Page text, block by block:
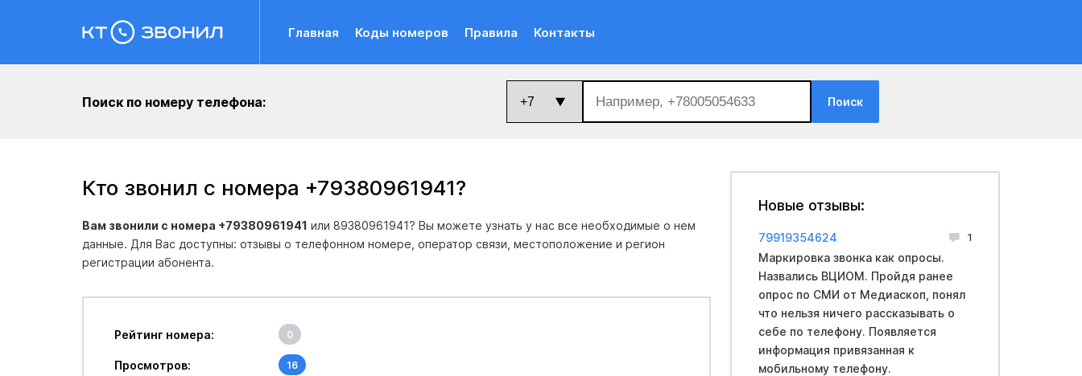
Главная Коды номеров Правила Контакты
Поиск по номеру телефона: Поиск
Кто звонил с номера +79380961941?
Вам звонили с номера +79380961941 или 89380961941? Вы можете узнать у нас все необходимые о нем
данные. Для Вас доступны: отзывы о телефонном номере, оператор связи, местоположение и регион
регистрации абонента.
Рейтинг номера: 0
Просмотров: 16
Новые отзывы:
79919354624 1
Маркировка звонка как опросы.
Назвались ВЦИОМ. Пройдя ранее
опрос по СМИ от Медиаскоп, понял
что нельзя ничего рассказывать о
себе по телефону. Появляется
информация привязанная к
мобильному телефону.